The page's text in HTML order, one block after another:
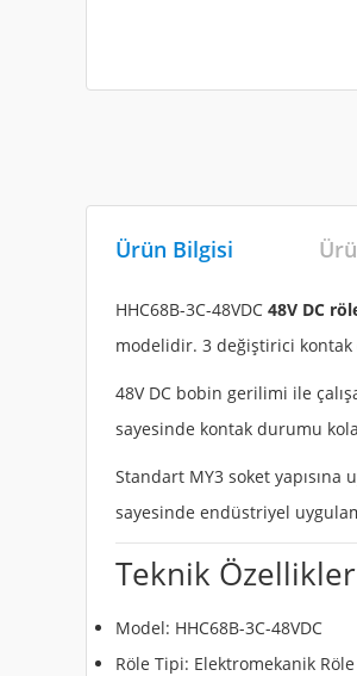
Ürün Bilgisi
HHC68B-3C-48VDC 48V DC
modelidir. 3 değiştirici kontak
48V DC bobin gerilimi ile
sayesinde kontak durumu
Standart MY3 soket yapısına
sayesinde endüstriyel
Teknik Özellikler
Model: HHC68B-3C-48VDC
Röle Tipi: Elektromekanik